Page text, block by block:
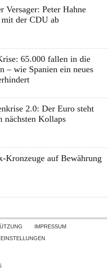
Versager: Peter Hahne
mit der CDU ab
65.000 fallen in die
– wie Spanien ein neues
2.0: Der Euro steht
nächsten Kollaps
Kronzeuge auf Bewährung
Skip to contentIMPRESSUM